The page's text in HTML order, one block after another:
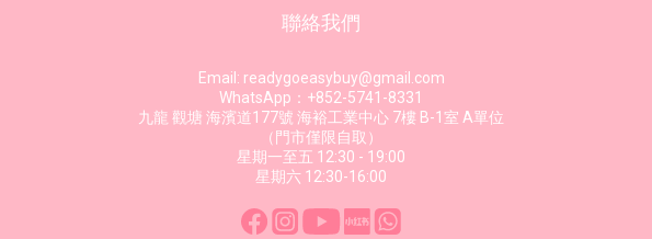
聯絡我們
Email: readygoeasybuy@gmail.com
WhatsApp：+852-5741-8331
九龍 觀塘 海濱道177號 海裕工業中心 7樓 B-1室 A單位
（門市僅限自取）
星期一至五 12:30 - 19:00
星期六 12:30-16:00